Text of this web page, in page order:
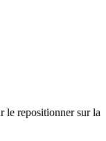
le repositionner sur la